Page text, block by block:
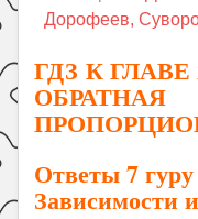
Летом!
Поиск
Дорофеев,
ГДЗ К
ОБРАТНАЯ
Ответы 7
Зависимости